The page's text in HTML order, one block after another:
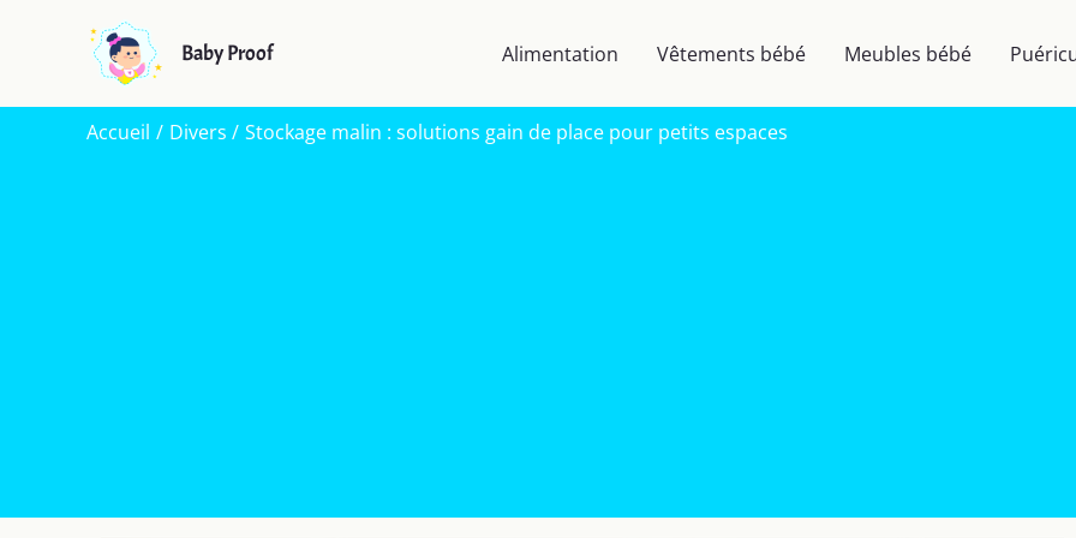
Baby Proof Alimentation Vêtements bébé Meubles bébé
Accueil Divers Stockage malin : solutions gain de place pour petits espaces